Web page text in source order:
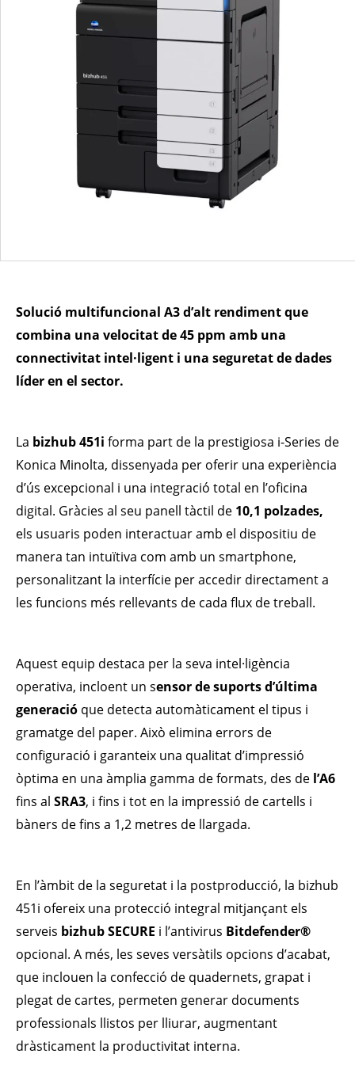
Solució multifuncional A3 d’alt rendiment que
combina una velocitat de 45 ppm amb una
connectivitat intel·ligent i una seguretat de dades
líder en el sector.
La bizhub 451i forma part de la prestigiosa i-Series de
Konica Minolta, dissenyada per oferir una experiència
d’ús excepcional i una integració total en l’oficina
digital. Gràcies al seu panell tàctil de 10,1 polzades,
els usuaris poden interactuar amb el dispositiu de
manera tan intuïtiva com amb un smartphone,
personalitzant la interfície per accedir directament a
les funcions més rellevants de cada flux de treball.
Aquest equip destaca per la seva intel·ligència
operativa, incloent un sensor de suports d’última
generació que detecta automàticament el tipus i
gramatge del paper. Això elimina errors de
configuració i garanteix una qualitat d’impressió
òptima en una àmplia gamma de formats, des de l’A6
fins al SRA3, i fins i tot en la impressió de cartells i
bàners de fins a 1,2 metres de llargada.
En l’àmbit de la seguretat i la postproducció, la bizhub
451i ofereix una protecció integral mitjançant els
serveis bizhub SECURE i l’antivirus Bitdefender®
opcional. A més, les seves versàtils opcions d’acabat,
que inclouen la confecció de quadernets, grapat i
plegat de cartes, permeten generar documents
professionals llistos per lliurar, augmentant
dràsticament la productivitat interna.